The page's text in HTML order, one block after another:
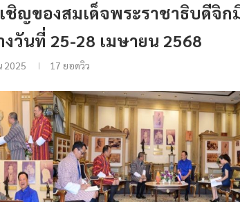
ชิญของสมเด็จพระราชาธิบดีจิก
งวันที่ 25-28 เมษายน 2568
2025 17 ยอดวิว